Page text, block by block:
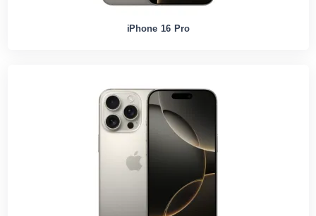
iPhone 16 Pro